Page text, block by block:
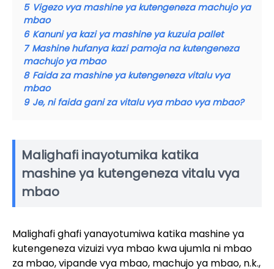
5 Vigezo vya mashine ya kutengeneza machujo ya
mbao
6 Kanuni ya kazi ya mashine ya kuzuia pallet
7 Mashine hufanya kazi pamoja na kutengeneza
machujo ya mbao
8 Faida za mashine ya kutengeneza vitalu vya
mbao
9 Je, ni faida gani za vitalu vya mbao vya mbao?
Malighafi inayotumika katika
mashine ya kutengeneza vitalu vya
mbao
Malighafi ghafi yanayotumiwa katika mashine ya
kutengeneza vizuizi vya mbao kwa ujumla ni mbao
za mbao, vipande vya mbao, machujo ya mbao, n.k.,